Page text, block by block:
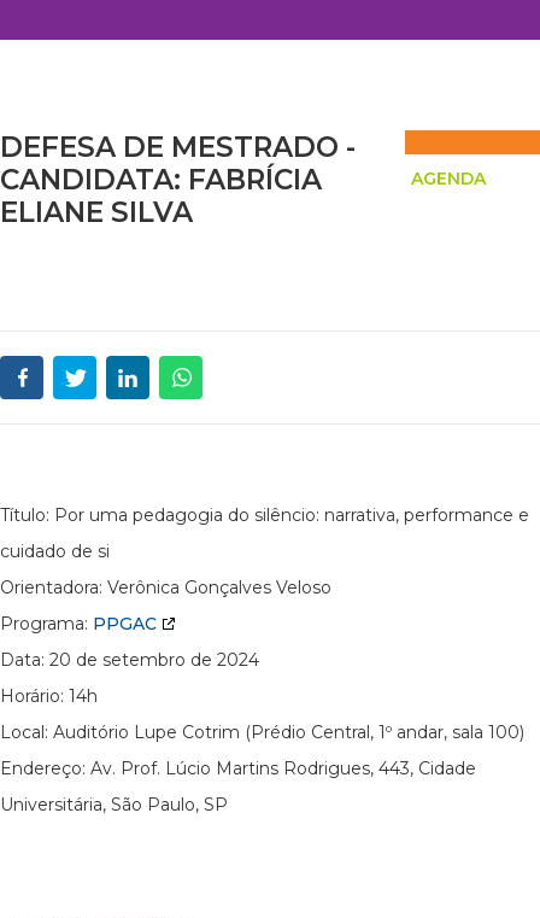
DEFESA DE MESTRADO -
CANDIDATA: FABRÍCIA
ELIANE SILVA
AGENDA
Título: Por uma pedagogia do silêncio: narrativa, performance e
cuidado de si
Orientadora: Verônica Gonçalves Veloso
Programa: PPGAC
Data: 20 de setembro de 2024
Horário: 14h
Local: Auditório Lupe Cotrim (Prédio Central, 1º andar, sala 100)
Endereço: Av. Prof. Lúcio Martins Rodrigues, 443, Cidade
Universitária, São Paulo, SP